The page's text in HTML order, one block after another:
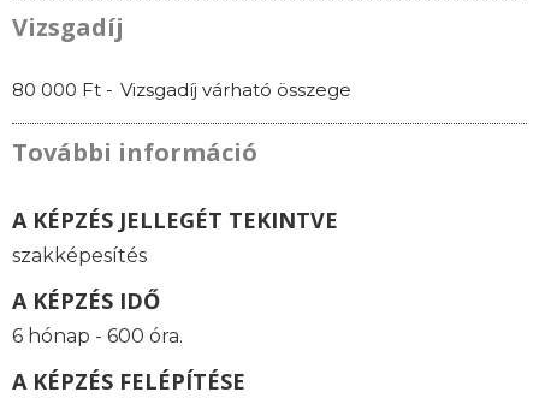
Vizsgadíj
80 000 Ft - Vizsgadíj várható összege
További információ
A KÉPZÉS JELLEGÉT TEKINTVE
szakképesítés
A KÉPZÉS IDŐ
6 hónap - 600 óra.
A KÉPZÉS FELÉPÍTÉSE